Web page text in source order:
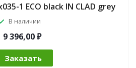
1 ECO black IN CLAD grey
В наличии
9 396,00 ₽
Заказать